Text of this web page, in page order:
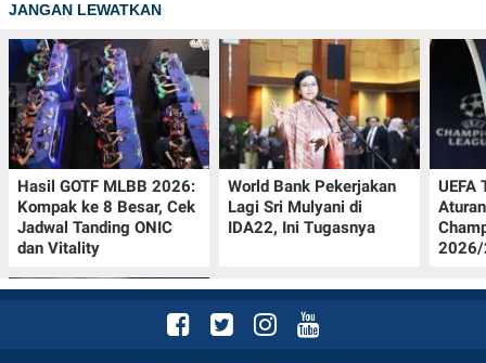
JANGAN LEWATKAN
Hasil GOTF MLBB 2026:
Kompak ke 8 Besar, Cek
Jadwal Tanding ONIC
dan Vitality
World Bank Pekerjakan
Lagi Sri Mulyani di
IDA22, Ini Tugasnya
UEFA
2026/